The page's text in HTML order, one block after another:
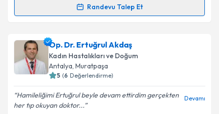
Randevu Talep Et
Randevu Takvimi Talebi
Op. Dr. Funda Erdoğaniçin randevu takvimi talebi
oluşturun. Size bu uzmandan randevu almanız için bir
takvim hazırlandığında e-posta ile bilgilendireceğiz.
Op. Dr. Ertuğrul Akdaş
Kadın Hastalıkları ve Doğum
Antalya, Muratpaşa
5 (6 Değerlendirme)
Hamileliğimi Ertuğrul beyle devam ettirdim gerçekten
her tıp okuyan doktor...
Devamı